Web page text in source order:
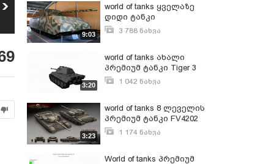
ჩემი ბიზნესი _ Forza
Horizon 5 ში
ნახვა
Dirt Rally 2.0 - ექშენი,
ნერვები და ოპელი
432
9:03
world of tanks ყველაზე
დიდი ტანკი
მსოფლიოში!!! MAUS!
3 788 ნახვა
3:20
world of tanks ახალი
პრემიუმ ტანკი Tiger 3
საჩუქრად!!!
1 042 ნახვა
3:23
world of tanks 8 ლეველის
პრემიუმ ტანკი FV4202
საჩუქრად!!!
1 174 ნახვა
World of tanks პრემიუმ